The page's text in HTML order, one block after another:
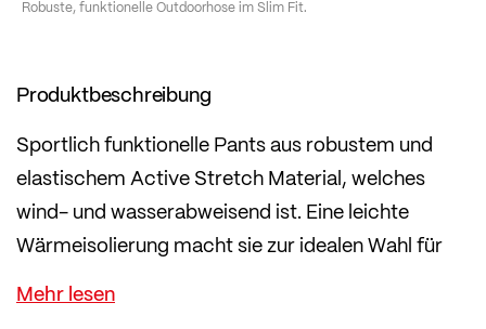
Robuste, funktionelle Outdoorhose im Slim Fit.
Produktbeschreibung
Sportlich funktionelle Pants aus robustem und
elastischem Active Stretch Material, welches
wind- und wasserabweisend ist. Eine leichte
Wärmeisolierung macht sie zur idealen Wahl für
kühle Tage – etwas leichter als klassische
Winterhosen.